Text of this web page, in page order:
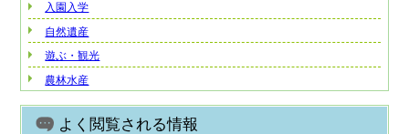
入園入学
自然遺産
遊ぶ・観光
農林水産
よく閲覧される情報